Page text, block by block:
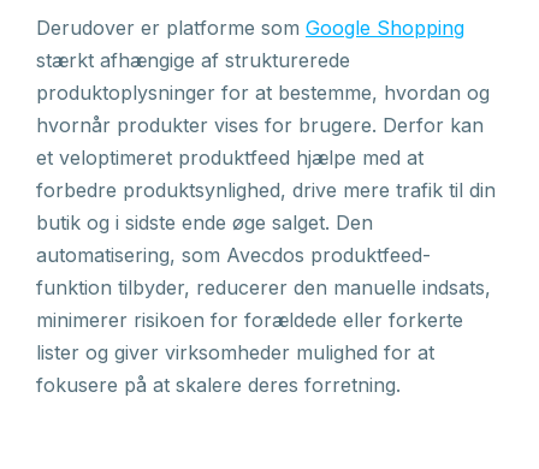
Derudover er platforme som Google Shopping
stærkt afhængige af strukturerede
produktoplysninger for at bestemme, hvordan og
hvornår produkter vises for brugere. Derfor kan
et veloptimeret produktfeed hjælpe med at
forbedre produktsynlighed, drive mere trafik til din
butik og i sidste ende øge salget. Den
automatisering, som Avecdos produktfeed-
funktion tilbyder, reducerer den manuelle indsats,
minimerer risikoen for forældede eller forkerte
lister og giver virksomheder mulighed for at
fokusere på at skalere deres forretning.